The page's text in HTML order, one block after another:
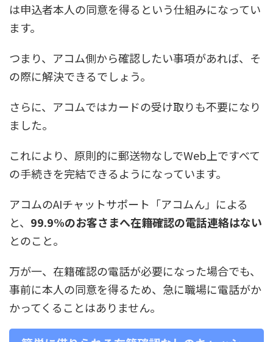
は申込者本人の同意を得るという仕組みになってい
ます。
つまり、アコム側から確認したい事項があれば、そ
の際に解決できるでしょう。
さらに、アコムではカードの受け取りも不要になり
ました。
これにより、原則的に郵送物なしでWeb上ですべて
の手続きを完結できるようになっています。
アコムのAIチャットサポート「アコムん」による
と、 99.9%のお客さまへ在籍確認の電話連絡はない
とのこと。
万が一、在籍確認の電話が必要になった場合でも、
事前に本人の同意を得るため、急に職場に電話がか
かってくることはありません。